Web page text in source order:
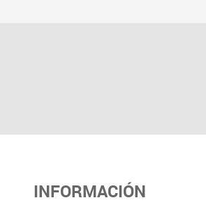
INFORMACIÓN